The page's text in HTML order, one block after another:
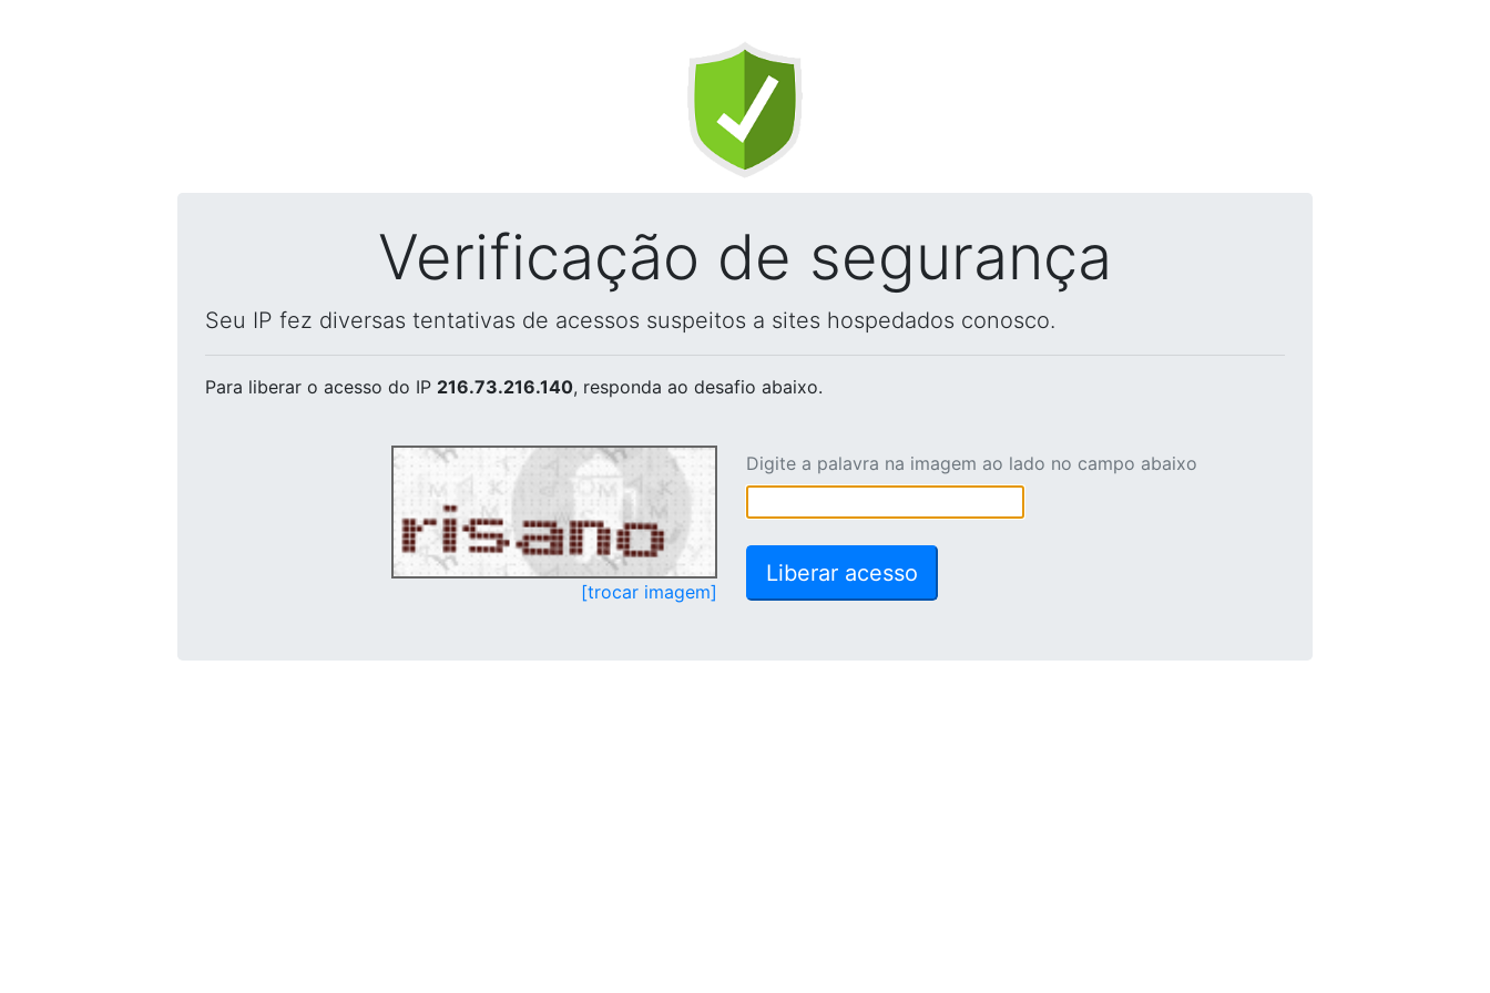
Verificação de segurança
Seu IP fez diversas tentativas de acessos suspeitos a sites hospedados conosco.
Para liberar o acesso do IP 216.73.216.140, responda ao desafio abaixo.
[trocar imagem]
Digite a palavra na imagem ao lado no campo abaixo